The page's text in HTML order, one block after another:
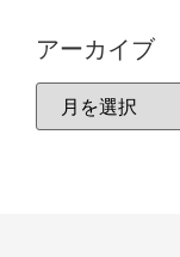
アーカイブ